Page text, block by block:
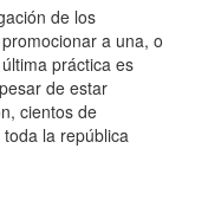
de los
a una, o
práctica es
de estar
cientos de
toda la república